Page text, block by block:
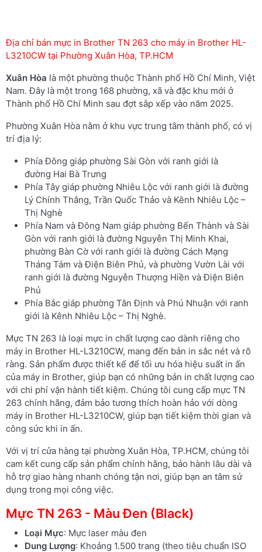
Địa chỉ bán mực in Brother TN 263 cho máy in Brother HL-
L3210CW tại Phường Xuân Hòa, TP.HCM
Xuân Hòa là một phường thuộc Thành phố Hồ Chí Minh, Việt
Nam. Đây là một trong 168 phường, xã và đặc khu mới ở
Thành phố Hồ Chí Minh sau đợt sắp xếp vào năm 2025.
Phường Xuân Hòa nằm ở khu vực trung tâm thành phố, có vị
trí địa lý:
Phía Đông giáp phường Sài Gòn với ranh giới là
đường Hai Bà Trưng
Phía Tây giáp phường Nhiêu Lộc với ranh giới là đường
Lý Chính Thắng, Trần Quốc Thảo và Kênh Nhiêu Lộc –
Thị Nghè
Phía Nam và Đông Nam giáp phường Bến Thành và Sài
Gòn với ranh giới là đường Nguyễn Thị Minh Khai,
phường Bàn Cờ với ranh giới là đường Cách Mạng
Tháng Tám và Điện Biên Phủ, và phường Vườn Lài với
ranh giới là đường Nguyễn Thượng Hiền và Điện Biên
Phủ
Phía Bắc giáp phường Tân Định và Phú Nhuận với ranh
giới là Kênh Nhiêu Lộc – Thị Nghè.
Mực TN 263 là loại mực in chất lượng cao dành riêng cho
máy in Brother HL-L3210CW, mang đến bản in sắc nét và rõ
ràng. Sản phẩm được thiết kế để tối ưu hóa hiệu suất in ấn
của máy in Brother, giúp bạn có những bản in chất lượng cao
với chi phí vận hành tiết kiệm. Chúng tôi cung cấp mực TN
263 chính hãng, đảm bảo tương thích hoàn hảo với dòng
máy in Brother HL-L3210CW, giúp bạn tiết kiệm thời gian và
công sức khi in ấn.
Với vị trí cửa hàng tại phường Xuân Hòa, TP.HCM, chúng tôi
cam kết cung cấp sản phẩm chính hãng, bảo hành lâu dài và
hỗ trợ giao hàng nhanh chóng tận nơi, giúp bạn an tâm sử
dụng trong mọi công việc.
Mực TN 263 - Màu Đen (Black)
Loại Mực: Mực laser màu đen
Dung Lượng: Khoảng 1.500 trang (theo tiêu chuẩn ISO